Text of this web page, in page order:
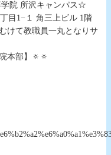
院 所沢キャンパス☆
目1−１ 角三上ビル 1階
けて教職員一丸となりサ
本部】🔅🔅